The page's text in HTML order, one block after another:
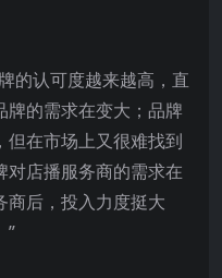
的认可度越来越高，直
牌的需求在变大；品牌
但在市场上又很难找到
对店播服务商的需求在
商后，投入力度挺大
”